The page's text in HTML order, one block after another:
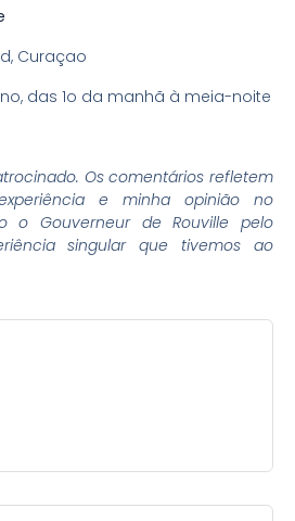
Curaçao
das 1o da manhã à meia-noite
Os comentários refletem
e minha opinião no
o Gouverneur de Rouville pelo
singular que tivemos ao